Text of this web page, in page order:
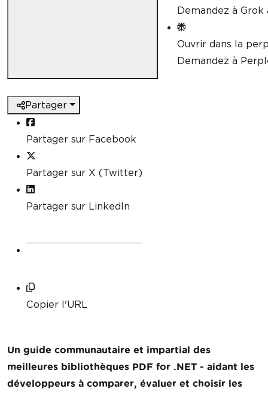
Demandez à
Ouvrir dans la
Demandez à
Partager
Partager sur Facebook
Partager sur X (Twitter)
Partager sur LinkedIn
Copier l'URL
Un guide communautaire et impartial des
meilleures bibliothèques PDF for .NET - aidant les
développeurs à comparer, évaluer et choisir les